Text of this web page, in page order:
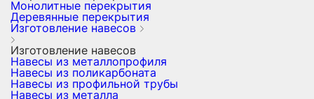
Монолитные перекрытия
Деревянные перекрытия
Изготовление навесов
Изготовление навесов
Навесы из металлопрофиля
Навесы из поликарбоната
Навесы из профильной трубы
Навесы из металла